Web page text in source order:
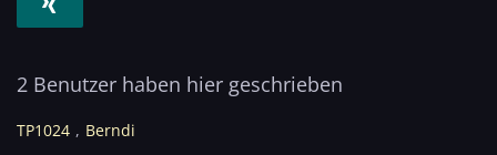
2 Benutzer haben hier geschrieben
TP1024 Berndi